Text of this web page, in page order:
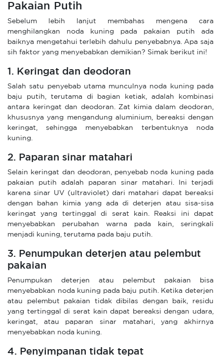
Pakaian Putih
Sebelum lebih lanjut membahas mengena cara
menghilangkan noda kuning pada pakaian putih ada
baiknya mengetahui terlebih dahulu penyebabnya. Apa saja
sih faktor yang menyebabkan demikian? Simak berikut ini!
1. Keringat dan deodoran
Salah satu penyebab utama munculnya noda kuning pada
baju putih, terutama di bagian ketiak, adalah kombinasi
antara keringat dan deodoran. Zat kimia dalam deodoran,
khususnya yang mengandung aluminium, bereaksi dengan
keringat, sehingga menyebabkan terbentuknya noda
kuning.
2. Paparan sinar matahari
Selain keringat dan deodoran, penyebab noda kuning pada
pakaian putih adalah paparan sinar matahari. Ini terjadi
karena sinar UV (ultraviolet) dari matahari dapat bereaksi
dengan bahan kimia yang ada di deterjen atau sisa-sisa
keringat yang tertinggal di serat kain. Reaksi ini dapat
menyebabkan perubahan warna pada kain, seringkali
menjadi kuning, terutama pada baju putih.
3. Penumpukan deterjen atau pelembut
pakaian
Penumpukan deterjen atau pelembut pakaian bisa
menyebabkan noda kuning pada baju putih. Ketika deterjen
atau pelembut pakaian tidak dibilas dengan baik, residu
yang tertinggal di serat kain dapat bereaksi dengan udara,
keringat, atau paparan sinar matahari, yang akhirnya
menyebabkan noda kuning.
4. Penyimpanan tidak tepat